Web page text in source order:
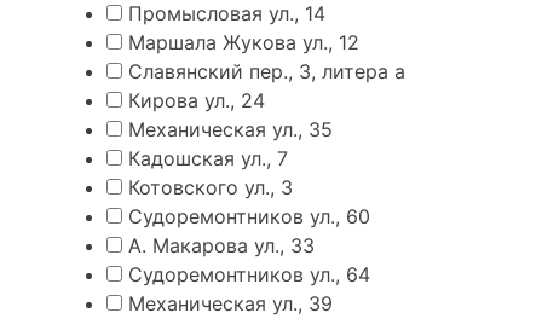
Промысловая ул., 14
Маршала Жукова ул., 12
Славянский пер., 3, литера а
Кирова ул., 24
Механическая ул., 35
Кадошская ул., 7
Котовского ул., 3
Судоремонтников ул., 60
А. Макарова ул., 33
Судоремонтников ул., 64
Механическая ул., 39